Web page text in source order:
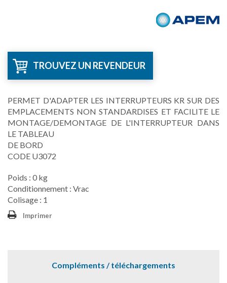
TROUVEZ UN REVENDEUR
PERMET D'ADAPTER LES INTERRUPTEURS KR SUR DES
EMPLACEMENTS NON STANDARDISES ET FACILITE LE
MONTAGE/DEMONTAGE DE L'INTERRUPTEUR DANS
LE TABLEAU
DE BORD
CODE U3072
Poids : 0 kg
Conditionnement : Vrac
Colisage : 1
Imprimer
Compléments / téléchargements